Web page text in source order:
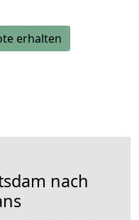
erhalten
nach